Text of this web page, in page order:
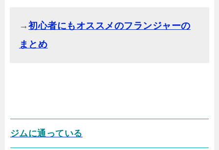
→初心者にもオススメのフランジャーの
まとめ
ジムに通っている